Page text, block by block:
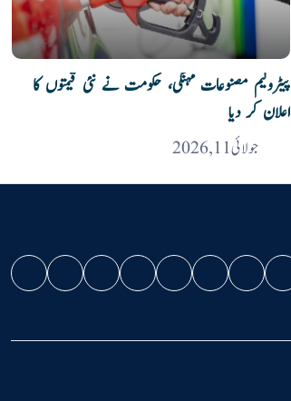
پیٹرولیم مصنوعات مہنگی، حکومت نے نئی قیمتوں کا
اعلان کر دیا
جولائی 11, 2026